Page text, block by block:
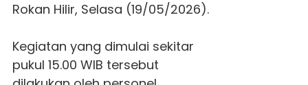
Rokan Hilir, Selasa (19/05/2026).
Kegiatan yang dimulai sekitar
pukul 15.00 WIB tersebut